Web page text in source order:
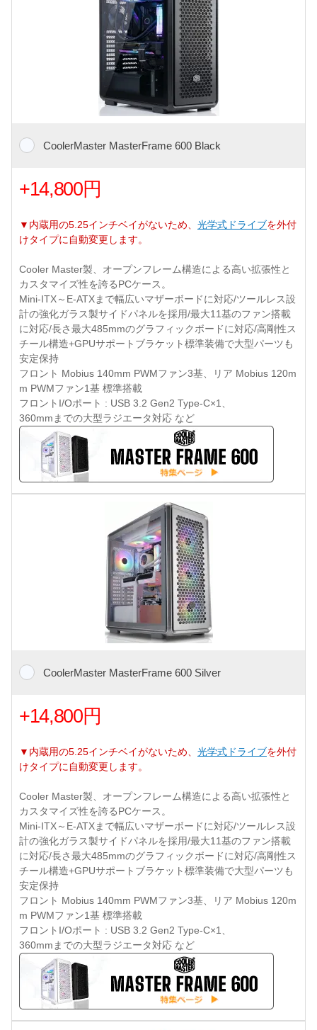
CoolerMaster MasterFrame 600 Black
+14,800円
▼内蔵用の5.25インチベイがないため、 光学式ドライブを外付
けタイプに自動変更します。
Cooler Master製、オープンフレーム構造による高い拡張性と
カスタマイズ性を誇るPCケース。
Mini-ITX～E-ATXまで幅広いマザーボードに対応/ツールレス設
計の強化ガラス製サイドパネルを採用/最大11基のファン搭載
に対応/長さ最大485mmのグラフィックボードに対応/高剛性ス
チール構造+GPUサポートブラケット標準装備で大型パーツも
安定保持
フロント Mobius 140mm PWMファン3基、リア Mobius 120m
m PWMファン1基 標準搭載
フロントI/Oポート : USB 3.2 Gen2 Type-C×1、
360mmまでの大型ラジエータ対応 など
CoolerMaster MasterFrame 600 Silver
+14,800円
▼内蔵用の5.25インチベイがないため、 光学式ドライブを外付
けタイプに自動変更します。
Cooler Master製、オープンフレーム構造による高い拡張性と
カスタマイズ性を誇るPCケース。
Mini-ITX～E-ATXまで幅広いマザーボードに対応/ツールレス設
計の強化ガラス製サイドパネルを採用/最大11基のファン搭載
に対応/長さ最大485mmのグラフィックボードに対応/高剛性ス
チール構造+GPUサポートブラケット標準装備で大型パーツも
安定保持
フロント Mobius 140mm PWMファン3基、リア Mobius 120m
m PWMファン1基 標準搭載
フロントI/Oポート : USB 3.2 Gen2 Type-C×1、
360mmまでの大型ラジエータ対応 など